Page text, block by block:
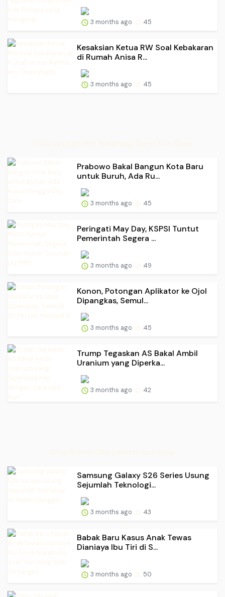
3 months ago 45
Kesaksian Ketua RW Soal Kebakaran
di Rumah Anisa R...
3 months ago 45
Prabowo Bakal Bangun Kota Baru
untuk Buruh, Ada Ru...
3 months ago 45
Peringati May Day, KSPSI Tuntut
Pemerintah Segera ...
3 months ago 49
Konon, Potongan Aplikator ke Ojol
Dipangkas, Semul...
3 months ago 45
Trump Tegaskan AS Bakal Ambil
Uranium yang Diperka...
3 months ago 42
Samsung Galaxy S26 Series Usung
Sejumlah Teknologi...
3 months ago 43
Babak Baru Kasus Anak Tewas
Dianiaya Ibu Tiri di S...
3 months ago 50